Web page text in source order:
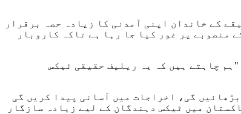
کے خاندان اپنی آمدنی کا زیادہ حصہ برقرار
منصوبے پر غور کیا جا رہا ہے تاکہ کاروبار
چاہتے ہیں کہ یہ ریلیف حقیقی ٹیکس
گی، اخراجات میں آسانی پیدا کریں گی
میں ٹیکس دہندگان کے لیے زیادہ سازگار